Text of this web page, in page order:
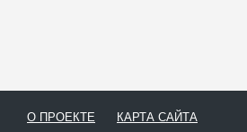
О ПРОЕКТЕ
КАРТА САЙТА